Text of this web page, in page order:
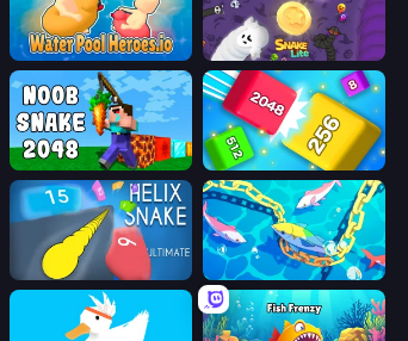
Water Pool Heroes.io Snake Lite
Noob Snake 2048 Qube 2048
Helix Snake Deep Sea Duel